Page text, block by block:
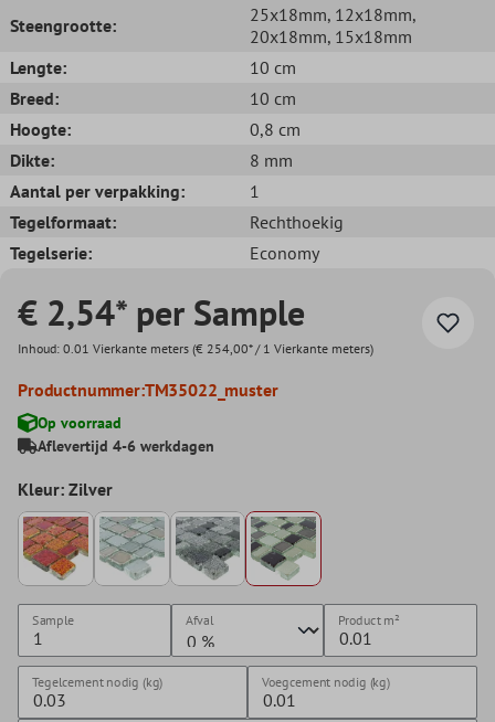
Steengrootte:
25x18mm, 12x18mm,
20x18mm, 15x18mm
Lengte:
10 cm
Breed:
10 cm
Hoogte:
0,8 cm
Dikte:
8 mm
Aantal per verpakking:
1
Tegelformaat:
Rechthoekig
Tegelserie:
Economy
€ 2,54* per Sample
Inhoud: 0.01 Vierkante meters (€ 254,00* / 1 Vierkante meters)
Productnummer:TM35022_muster
Op voorraad
Aflevertijd 4-6 werkdagen
Kleur: Zilver
Sample Afval Productm²
Tegelcement nodig (kg) Voegcement nodig (kg)